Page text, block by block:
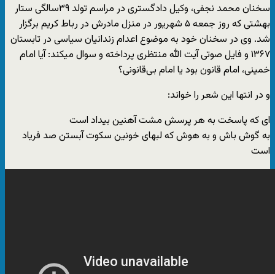
سخنان محمد نجفی، وکیل دادگستری در مراسم تولد ۳۹سالگی ستار
بهشتی که روز جمعه ۵ شهریور در منزل مادرش در رباط‌ کریم برگزار
شد. وی در سخنان خود به موضوع اعدام‌ زندانیان سیاسی در تابستان
۱۳۶۷ و فایل صوتی آیت الله منتظری پرداخته و سوال میکند: آیا امام
خمینی، امام قانون بود یا امام بی‌قانونی؟
و در انتها این شعر را خواند:
ای که پاسخت به هر پرسش مشت آهنین بیداد است
به گوش باش و به هوش که لبهای خونین سکوت آبستن صد فریاد
است